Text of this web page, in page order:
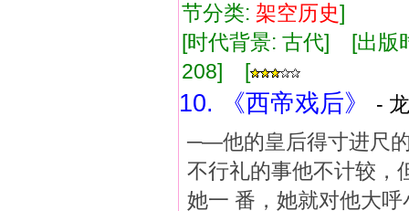
节分类: 架空历史]
[时代背景: 古代] [出
208] [
10. 《西帝戏后》
-
─—他的皇后得寸进
不行礼的事他不计较，
她一 番，她就对他大呼